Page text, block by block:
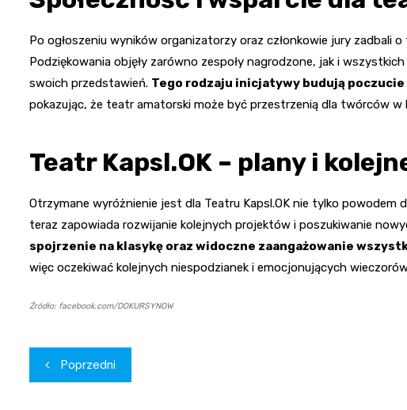
Po ogłoszeniu wyników organizatorzy oraz członkowie jury zadbali
Podziękowania objęły zarówno zespoły nagrodzone, jak i
swoich przedstawień. Tego rodzaju inicjatywy budują
pokazując, że teatr amatorski może być przestrzenią dla twórców w
Teatr Kapsl.OK – plany i
Otrzymane wyróżnienie jest dla Teatru Kapsl.OK nie tylko powodem
teraz zapowiada rozwijanie kolejnych projektów i poszukiwanie
spojrzenie na klasykę oraz widoczne zaangażowanie
więc oczekiwać kolejnych niespodzianek i emocjonujących
Źródło: facebook.com/DOKURSYNOW
Nawigacja
wpisu
Poprzedni